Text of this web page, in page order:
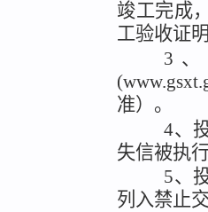
竣工完成
工验收证
3
准）。
4、
失信被执
5、
列入禁止